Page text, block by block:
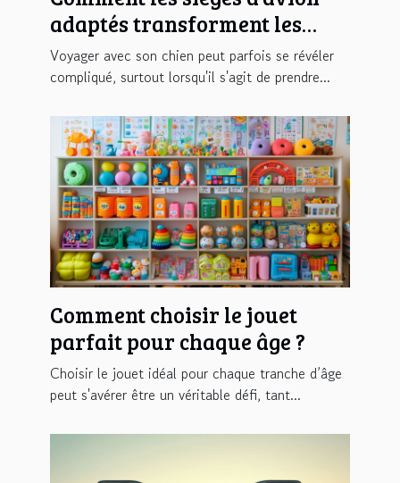
adaptés transforment les
voyages avec votre chien ?
Voyager avec son chien peut parfois se révéler
compliqué, surtout lorsqu'il s'agit de prendre...
Comment choisir le jouet
parfait pour chaque âge ?
Choisir le jouet idéal pour chaque tranche d’âge
peut s'avérer être un véritable défi, tant...